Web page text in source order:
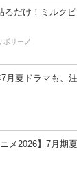
るだけ！ミルク
ボリーノ
月夏ドラマも、
ニメ2026】7月期